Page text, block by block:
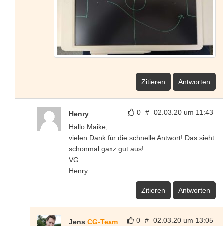
Zitieren Antworten
0 # 02.03.20 um 11:43
Henry
Hallo Maike,
vielen Dank für die schnelle Antwort! Das sieht
schonmal ganz gut aus!
VG
Henry
Zitieren Antworten
0 # 02.03.20 um 13:05
Jens CG-Team